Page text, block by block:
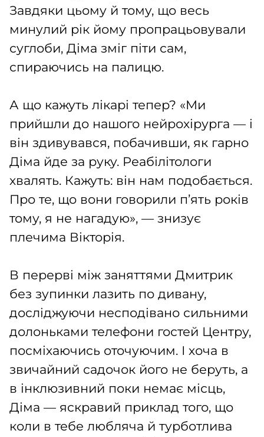
Завдяки цьому й тому, що весь
минулий рік йому пропрацьовували
суглоби, Діма зміг піти сам,
спираючись на палицю.
А що кажуть лікарі тепер? «Ми
прийшли до нашого нейрохірурга — і
він здивувався, побачивши, як гарно
Діма йде за руку. Реабілітологи
хвалять. Кажуть: він нам подобається.
Про те, що вони говорили п’ять років
тому, я не нагадую», — знизує
плечима Вікторія.
В перерві між заняттями Дмитрик
без зупинки лазить по дивану,
досліджуючи несподівано сильними
долоньками телефони гостей Центру,
посміхаючись оточуючим. І хоча в
звичайний садочок його не беруть, а
в інклюзивний поки немає місць,
Діма — яскравий приклад того, що
коли в тебе любляча й турботлива